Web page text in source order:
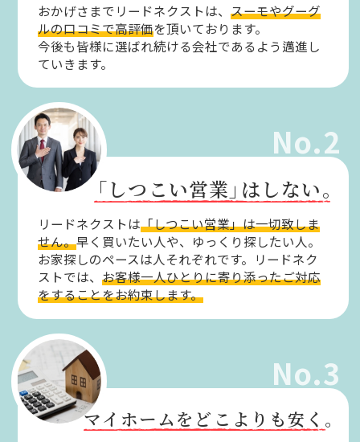
おかげさまでリードネクストは、スーモやグーグ
ルの口コミで高評価を頂いております。
今後も皆様に選ばれ続ける会社であるよう邁進し
ていきます。
No.2
「しつこい営業」はしない。
リードネクストは「しつこい営業」は一切致しま
せん。早く買いたい人や、ゆっくり探したい人。
お家探しのペースは人それぞれです。リードネク
ストでは、お客様一人ひとりに寄り添ったご対応
をすることをお約束します。
No.3
マイホームをどこよりも安く。